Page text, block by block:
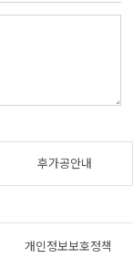
후가공안내
개인정보보호정책